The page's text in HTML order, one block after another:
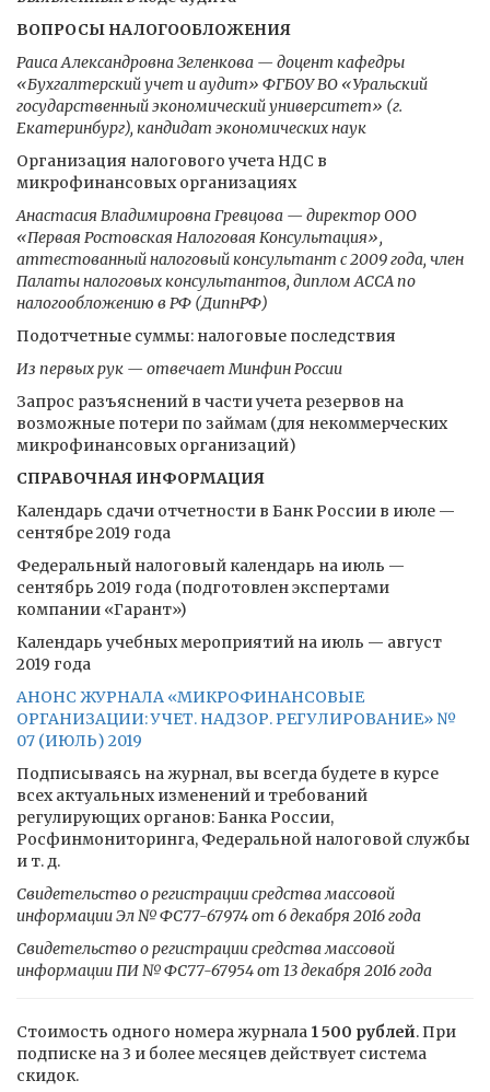
ВОПРОСЫ НАЛОГООБЛОЖЕНИЯ
Раиса Александровна Зеленкова — доцент кафедры
«Бухгалтерский учет и аудит» ФГБОУ ВО «Уральский
государственный экономический университет» (г.
Екатеринбург), кандидат экономических наук
Организация налогового учета НДС в
микрофинансовых организациях
Анастасия Владимировна Гревцова — директор ООО
«Первая Ростовская Налоговая Консультация»,
аттестованный налоговый консультант с 2009 года, член
Палаты налоговых консультантов, диплом АССА по
налогообложению в РФ (ДипнРФ)
Подотчетные суммы: налоговые последствия
Из первых рук — отвечает Минфин России
Запрос разъяснений в части учета резервов на
возможные потери по займам (для некоммерческих
микрофинансовых организаций)
СПРАВОЧНАЯ ИНФОРМАЦИЯ
Календарь сдачи отчетности в Банк России в июле —
сентябре 2019 года
Федеральный налоговый календарь на июль —
сентябрь 2019 года (подготовлен экспертами
компании «Гарант»)
Календарь учебных мероприятий на июль — август
2019 года
АНОНС ЖУРНАЛА «МИКРОФИНАНСОВЫЕ
ОРГАНИЗАЦИИ: УЧЕТ. НАДЗОР. РЕГУЛИРОВАНИЕ» №
07 (ИЮЛЬ) 2019
Подписываясь на журнал, вы всегда будете в курсе
всех актуальных изменений и требований
регулирующих органов: Банка России,
Росфинмониторинга, Федеральной налоговой службы
и т. д.
Свидетельство о регистрации средства массовой
информации Эл № ФС77-67974 от 6 декабря 2016 года
Свидетельство о регистрации средства массовой
информации ПИ № ФС77-67954 от 13 декабря 2016 года
Стоимость одного номера журнала 1 500 рублей. При
подписке на 3 и более месяцев действует система
скидок.